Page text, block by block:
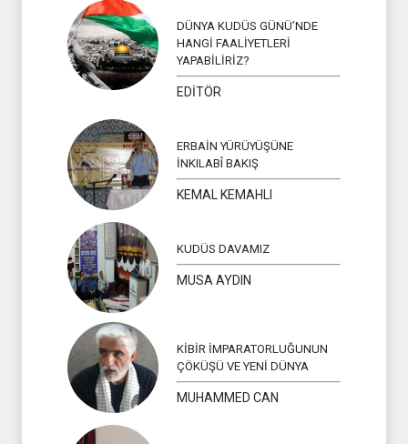
DÜNYA KUDÜS GÜNÜ’NDE
HANGİ FAALİYETLERİ
YAPABİLİRİZ?
EDİTÖR
ERBAİN YÜRÜYÜŞÜNE
İNKILABÎ BAKIŞ
KEMAL KEMAHLI
KUDÜS DAVAMIZ
MUSA AYDIN
KİBİR İMPARATORLUĞUNUN
ÇÖKÜŞÜ VE YENİ DÜNYA
MUHAMMED CAN